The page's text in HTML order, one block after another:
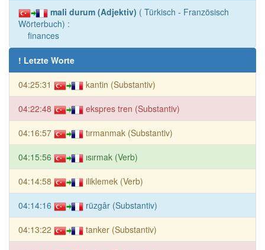
mali durum (Adjektiv) ( Türkisch - Französisch
Wörterbuch) :
finances
! Letzte Worte
04:25:31 kantin (Substantiv)
04:22:48 ekspres tren (Substantiv)
04:16:57 tırmanmak (Substantiv)
04:15:56 ısırmak (Verb)
04:14:58 iliklemek (Verb)
04:14:16 rüzgâr (Substantiv)
04:13:22 tanker (Substantiv)